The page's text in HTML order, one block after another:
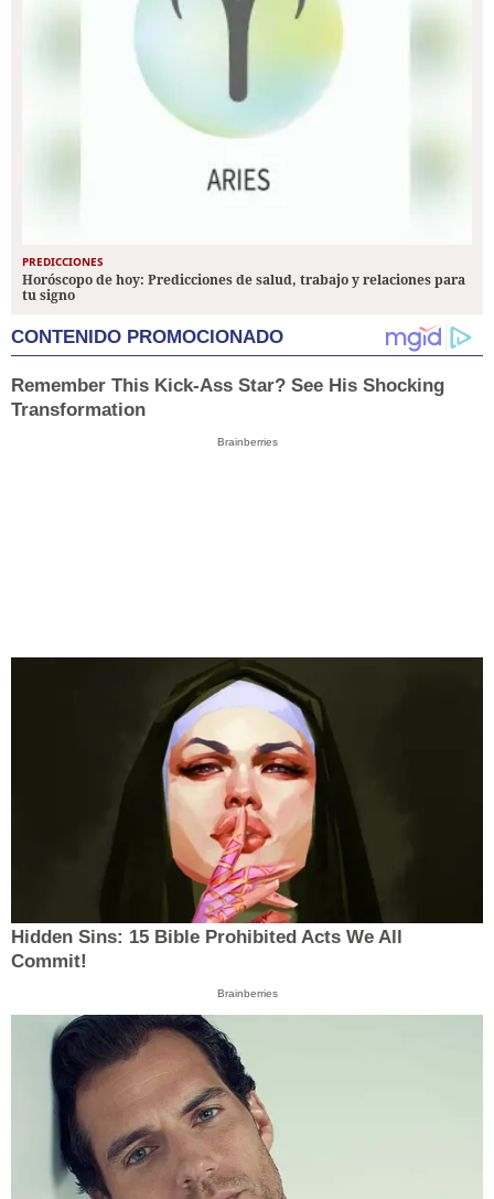
PREDICCIONES
Horóscopo de hoy: Predicciones de salud, trabajo y relaciones para
tu signo
CONTENIDO PROMOCIONADO
Remember This Kick-Ass Star? See His Shocking
Transformation
Brainberries
Hidden Sins: 15 Bible Prohibited Acts We All
Commit!
Brainberries